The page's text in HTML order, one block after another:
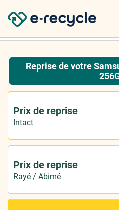
Reprise de votre
Prix de reprise
Intact
Prix de reprise
Rayé / Abimé